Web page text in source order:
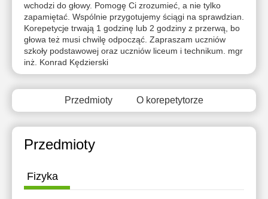
wchodzi do głowy. Pomogę Ci zrozumieć, a nie tylko
zapamiętać. Wspólnie przygotujemy ściągi na sprawdzian.
Korepetycje trwają 1 godzinę lub 2 godziny z przerwą, bo
głowa też musi chwilę odpocząć. Zapraszam uczniów
szkoły podstawowej oraz uczniów liceum i technikum. mgr
inż. Konrad Kędzierski
Przedmioty O korepetytorze
Przedmioty
Fizyka
14:00
14:30
16:30
17:30
Brak
dostępnych
terminów
Brak
dostępnych
terminów
Brak
dostępnych
terminów
Brak
dostępnych
terminów
Brak
dostępnych
terminów